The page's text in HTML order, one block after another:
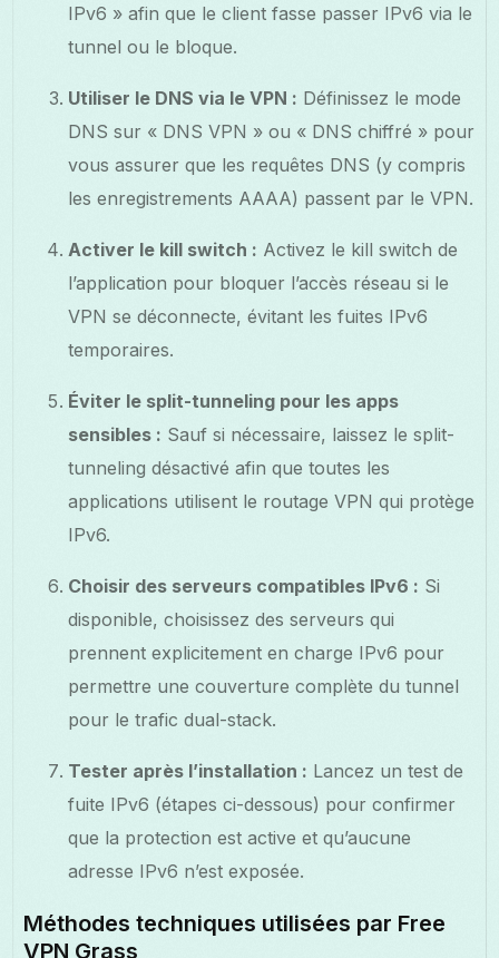
IPv6 » afin que le client fasse passer IPv6 via le
tunnel ou le bloque.
Utiliser le DNS via le VPN : Définissez le mode
DNS sur « DNS VPN » ou « DNS chiffré » pour
vous assurer que les requêtes DNS (y compris
les enregistrements AAAA) passent par le VPN.
Activer le kill switch : Activez le kill switch de
l’application pour bloquer l’accès réseau si le
VPN se déconnecte, évitant les fuites IPv6
temporaires.
Éviter le split-tunneling pour les apps
sensibles : Sauf si nécessaire, laissez le split-
tunneling désactivé afin que toutes les
applications utilisent le routage VPN qui protège
IPv6.
Choisir des serveurs compatibles IPv6 : Si
disponible, choisissez des serveurs qui
prennent explicitement en charge IPv6 pour
permettre une couverture complète du tunnel
pour le trafic dual-stack.
Tester après l’installation : Lancez un test de
fuite IPv6 (étapes ci-dessous) pour confirmer
que la protection est active et qu’aucune
adresse IPv6 n’est exposée.
Méthodes techniques utilisées par Free
VPN Grass